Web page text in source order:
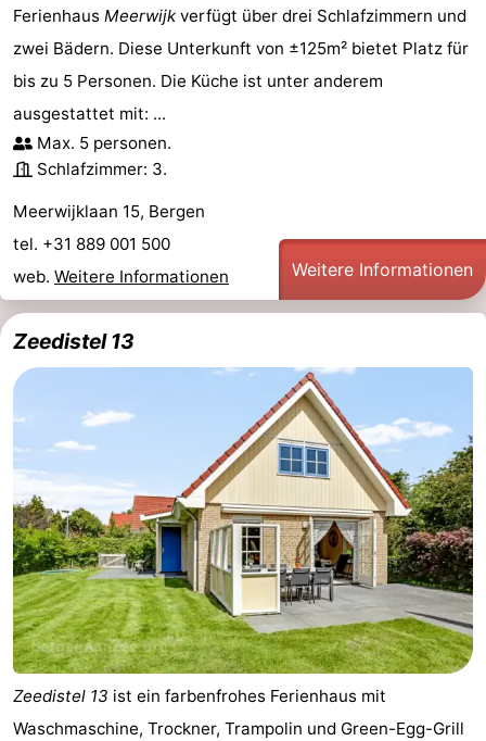
Ferienhaus Meerwijk verfügt über drei Schlafzimmern und
zwei Bädern. Diese Unterkunft von ±125m² bietet Platz für
bis zu 5 Personen. Die Küche ist unter anderem
ausgestattet mit: ...
Max. 5 personen.
Schlafzimmer: 3.
Meerwijklaan 15, Bergen
tel. +31 889 001 500
web. Weitere Informationen Weitere Informationen
Zeedistel 13
Zeedistel 13 ist ein farbenfrohes Ferienhaus mit
Waschmaschine, Trockner, Trampolin und Green-Egg-Grill